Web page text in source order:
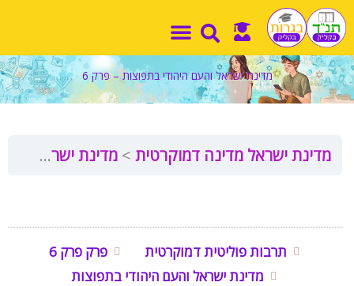
דילוג
לתוכן
מדינת ישראל והעם היהודי בתפוצות – פרק 6
מדינת ישראל מדינה דמוקרטית מדינת ישראל והעם היהודי בתפוצות – פרק 6
תרבות פוליטית דמוקרטית
פרק פרק 6
מדינת ישראל והעם היהודי בתפוצות